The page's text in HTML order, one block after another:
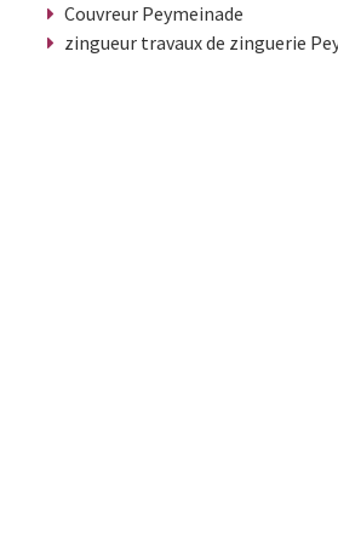
Couvreur Peymeinade
zingueur travaux de zinguerie